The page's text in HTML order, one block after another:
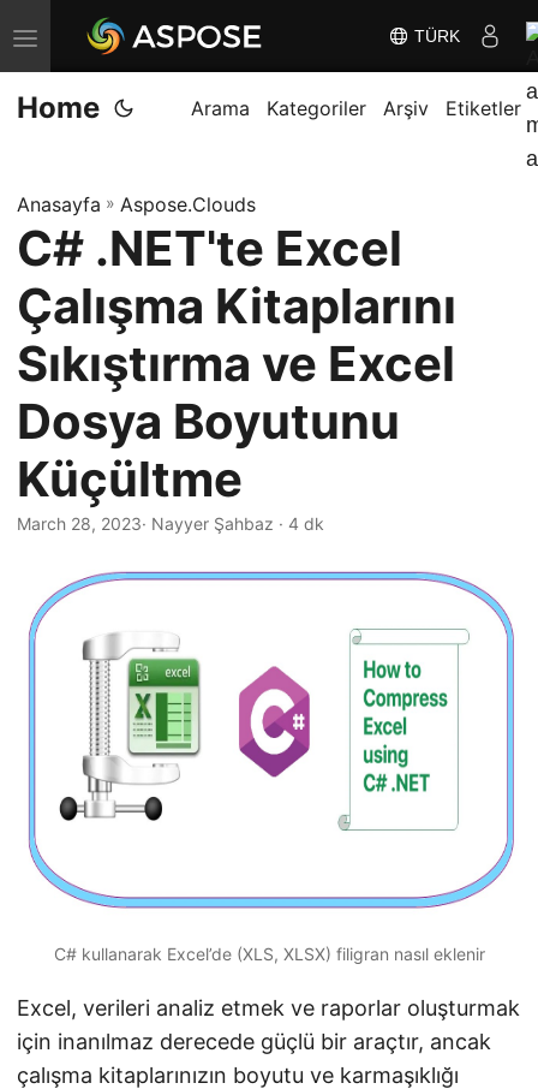
G
e
z
m
e
i
D
e
ğ
i
ş
t
TÜRK
Home Arama Kategoriler Arşiv Etiketler
Anasayfa » Aspose.Clouds
C# .NET'te Excel
Çalışma Kitaplarını
Sıkıştırma ve Excel
Dosya Boyutunu
Küçültme
March 28, 2023· Nayyer Şahbaz · 4 dk
C# kullanarak Excel’de (XLS, XLSX) filigran nasıl eklenir
Excel, verileri analiz etmek ve raporlar oluşturmak
için inanılmaz derecede güçlü bir araçtır, ancak
çalışma kitaplarınızın boyutu ve karmaşıklığı